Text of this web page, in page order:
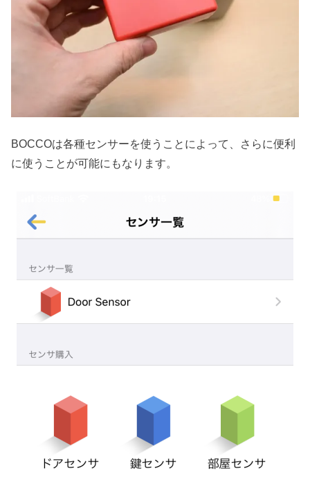
BOCCOは各種センサーを使うことによって、さらに便利
に使うことが可能にもなります。